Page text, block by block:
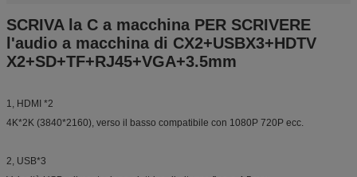
SCRIVA la C a macchina PER SCRIVERE
l'audio a macchina di CX2+USBX3+HDTV
X2+SD+TF+RJ45+VGA+3.5mm
1, HDMI *2
4K*2K (3840*2160), verso il basso compatibile con 1080P 720P ecc.
2, USB*3